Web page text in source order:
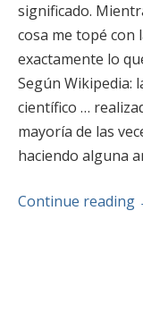
significado.
cosa me topé con
exactamente lo
Según Wikipedia:
científico …
mayoría de las
haciendo alguna
Continue reading